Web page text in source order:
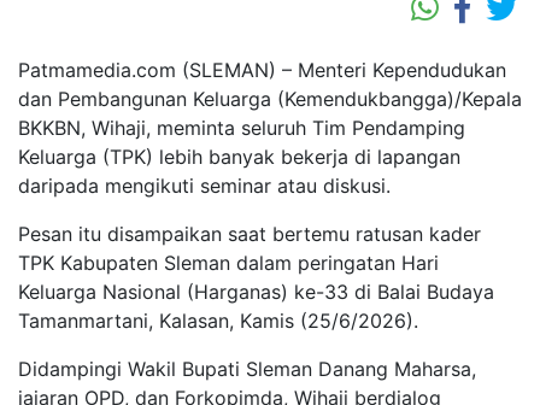
Patmamedia.com (SLEMAN) – Menteri Kependudukan
dan Pembangunan Keluarga (Kemendukbangga)/Kepala
BKKBN, Wihaji, meminta seluruh Tim Pendamping
Keluarga (TPK) lebih banyak bekerja di lapangan
daripada mengikuti seminar atau diskusi.
Pesan itu disampaikan saat bertemu ratusan kader
TPK Kabupaten Sleman dalam peringatan Hari
Keluarga Nasional (Harganas) ke-33 di Balai Budaya
Tamanmartani, Kalasan, Kamis (25/6/2026).
Didampingi Wakil Bupati Sleman Danang Maharsa,
jajaran OPD, dan Forkopimda, Wihaji berdialog